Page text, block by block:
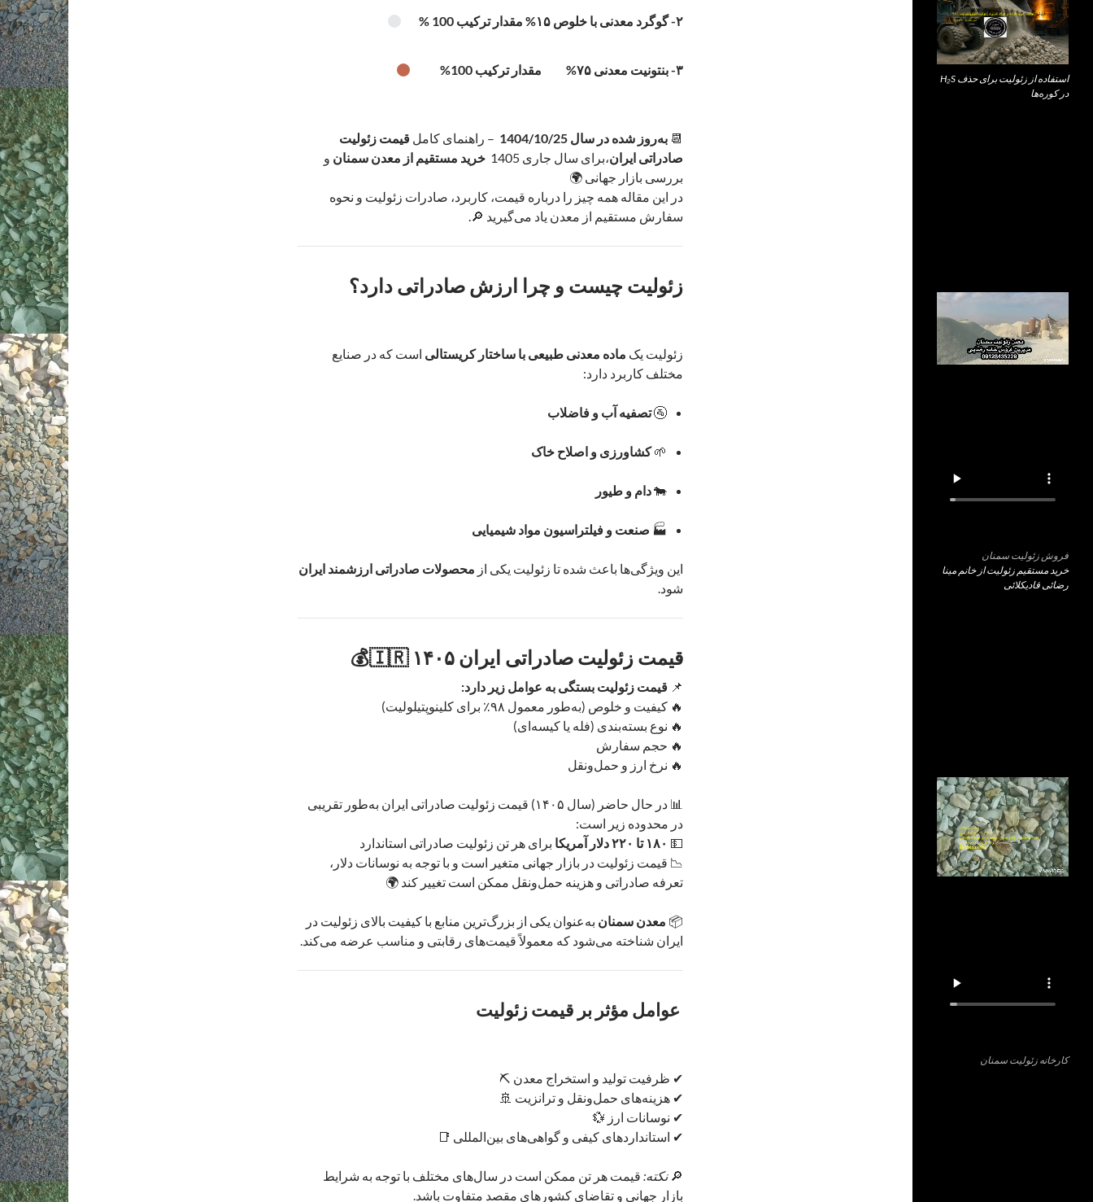
۲- گوگرد معدنی با خلوص ۱۵% مقدار ترکیب 100 %
۳- بنتونیت معدنی ۷۵% مقدار ترکیب 100%
📆 به‌روز شده در سال 1404/10/25 – راهنمای کامل قیمت زئولیت
صادراتی ایران،برای سال جاری 1405 خرید مستقیم از معدن سمنان و
بررسی بازار جهانی 🌍
در این مقاله همه چیز را درباره قیمت، کاربرد، صادرات زئولیت و نحوه
سفارش مستقیم از معدن یاد می‌گیرید 🔎.
زئولیت چیست و چرا ارزش صادراتی دارد؟
زئولیت یک ماده معدنی طبیعی با ساختار کریستالی است که در صنایع
مختلف کاربرد دارد:
🚰تصفیه آب و فاضلاب
🌱کشاورزی و اصلاح خاک
🐄دام و طیور
🏭 صنعت و فیلتراسیون مواد شیمیایی
این ویژگی‌ها باعث شده تا زئولیت یکی از محصولات صادراتی ارزشمند ایران
شود.
قیمت زئولیت صادراتی ایران ۱۴۰۵ 🇮🇷💰
📌 قیمت زئولیت بستگی به عوامل زیر دارد:
🔥 کیفیت و خلوص (به‌طور معمول ۹۸٪ برای کلینوپتیلولیت)
🔥 نوع بسته‌بندی (فله یا کیسه‌ای)
🔥 حجم سفارش
🔥 نرخ ارز و حمل‌ونقل
📊 در حال حاضر (سال ۱۴۰۵) قیمت زئولیت صادراتی ایران به‌طور تقریبی
در محدوده زیر است:
💵 ۱۸۰ تا ۲۲۰ دلار آمریکا
برای هر تن زئولیت صادراتی استاندارد
📉 قیمت زئولیت در بازار جهانی متغیر است و با توجه به نوسانات دلار،
تعرفه‌ صادراتی و هزینه حمل‌ونقل ممکن است تغییر کند 🌍
📦 معدن سمنان به‌عنوان یکی از بزرگ‌ترین منابع با کیفیت بالای زئولیت در
ایران شناخته می‌شود که معمولاً قیمت‌های رقابتی و مناسب عرضه می‌کند.
عوامل مؤثر بر قیمت زئولیت
✔ ظرفیت تولید و استخراج معدن ⛏️
✔ هزینه‌های حمل‌ونقل و ترانزیت 🚢
✔ نوسانات ارز 💱
✔ استانداردهای کیفی و گواهی‌های بین‌المللی 📑
🔎نکته: قیمت هر تن ممکن است در سال‌های مختلف با توجه به شرایط
بازار جهانی و تقاضای کشورهای مقصد متفاوت باشد.
استفاده از زئولیت برای حذف H₂S
در کوره‌ها
فروش زئولیت سمنان
خرید مستقیم زئولیت از خانم مینا
رضائی قادیکلائی
کارخانه زئولیت سمنان